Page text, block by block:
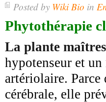
Posted by Wiki Bio in
Phytothérapie
La plante
hypotenseur et
artériolaire.
cérébrale, elle